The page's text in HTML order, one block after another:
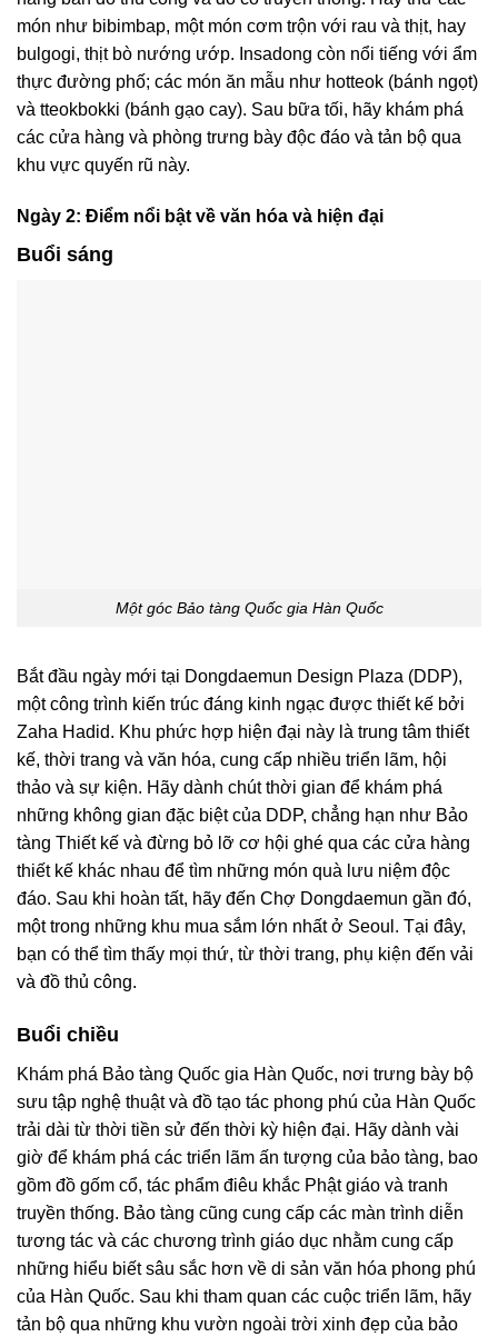
món như bibimbap, một món cơm trộn với rau và thịt, hay
bulgogi, thịt bò nướng ướp. Insadong còn nổi tiếng với ẩm
thực đường phố; các món ăn mẫu như hotteok (bánh ngọt)
và tteokbokki (bánh gạo cay). Sau bữa tối, hãy khám phá
các cửa hàng và phòng trưng bày độc đáo và tản bộ qua
khu vực quyến rũ này.
Ngày 2: Điểm nổi bật về văn hóa và hiện đại
Buổi sáng
Một góc Bảo tàng Quốc gia Hàn Quốc
Bắt đầu ngày mới tại Dongdaemun Design Plaza (DDP),
một công trình kiến ​​trúc đáng kinh ngạc được thiết kế bởi
Zaha Hadid. Khu phức hợp hiện đại này là trung tâm thiết
kế, thời trang và văn hóa, cung cấp nhiều triển lãm, hội
thảo và sự kiện. Hãy dành chút thời gian để khám phá
những không gian đặc biệt của DDP, chẳng hạn như Bảo
tàng Thiết kế và đừng bỏ lỡ cơ hội ghé qua các cửa hàng
thiết kế khác nhau để tìm những món quà lưu niệm độc
đáo. Sau khi hoàn tất, hãy đến Chợ Dongdaemun gần đó,
một trong những khu mua sắm lớn nhất ở Seoul. Tại đây,
bạn có thể tìm thấy mọi thứ, từ thời trang, phụ kiện đến vải
và đồ thủ công.
Buổi chiều
Khám phá Bảo tàng Quốc gia Hàn Quốc, nơi trưng bày bộ
sưu tập nghệ thuật và đồ tạo tác phong phú của Hàn Quốc
trải dài từ thời tiền sử đến thời kỳ hiện đại. Hãy dành vài
giờ để khám phá các triển lãm ấn tượng của bảo tàng, bao
gồm đồ gốm cổ, tác phẩm điêu khắc Phật giáo và tranh
truyền thống. Bảo tàng cũng cung cấp các màn trình diễn
tương tác và các chương trình giáo dục nhằm cung cấp
những hiểu biết sâu sắc hơn về di sản văn hóa phong phú
của Hàn Quốc. Sau khi tham quan các cuộc triển lãm, hãy
tản bộ qua những khu vườn ngoài trời xinh đẹp của bảo